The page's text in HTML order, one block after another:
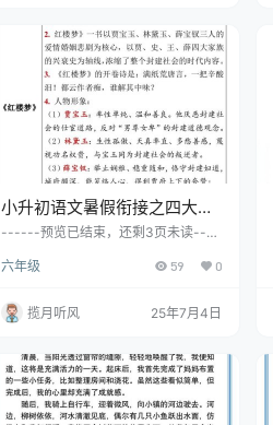
小升初语文暑假衔接之四大名
著要点-小升初语文
------预览已结束，还剩3页未读----
档
六年级 59 0
揽月听风 25年7月4日